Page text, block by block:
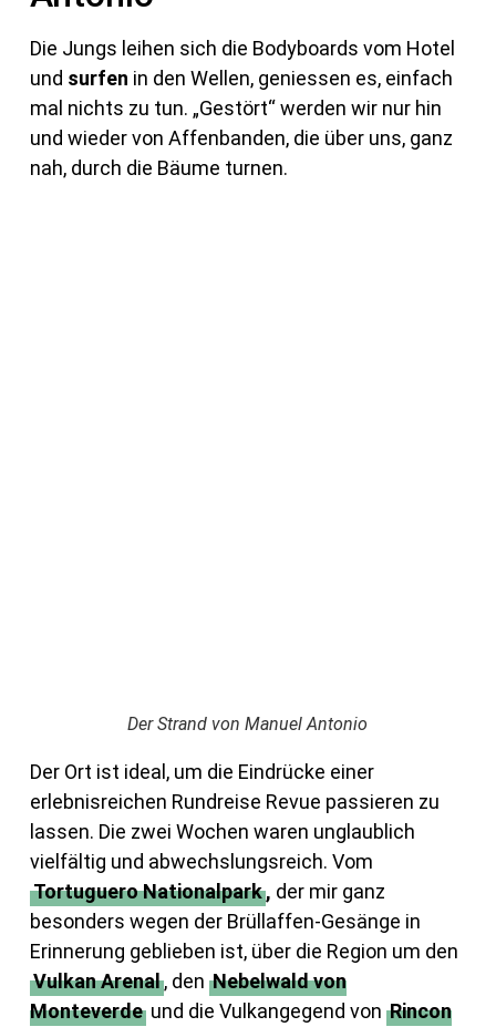
Die Jungs leihen sich die Bodyboards vom Hotel
und surfen in den Wellen, geniessen es, einfach
mal nichts zu tun. „Gestört“ werden wir nur hin
und wieder von Affenbanden, die über uns, ganz
nah, durch die Bäume turnen.
Der Strand von Manuel Antonio
Der Ort ist ideal, um die Eindrücke einer
erlebnisreichen Rundreise Revue passieren zu
lassen. Die zwei Wochen waren unglaublich
vielfältig und abwechslungsreich. Vom
Tortuguero Nationalpark, der mir ganz
besonders wegen der Brüllaffen-Gesänge in
Erinnerung geblieben ist, über die Region um den
Vulkan Arenal, den Nebelwald von
Monteverdeund die Vulkangegend von Rincon